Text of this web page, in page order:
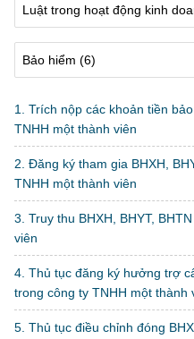
1. Trích nộp các khoản tiền
TNHH một thành viên
2. Đăng ký tham gia BHXH,
TNHH một thành viên
3. Truy thu BHXH, BHYT,
viên
4. Thủ tục đăng ký hưởng trợ
trong công ty TNHH một thành
5. Thủ tục điều chỉnh đóng